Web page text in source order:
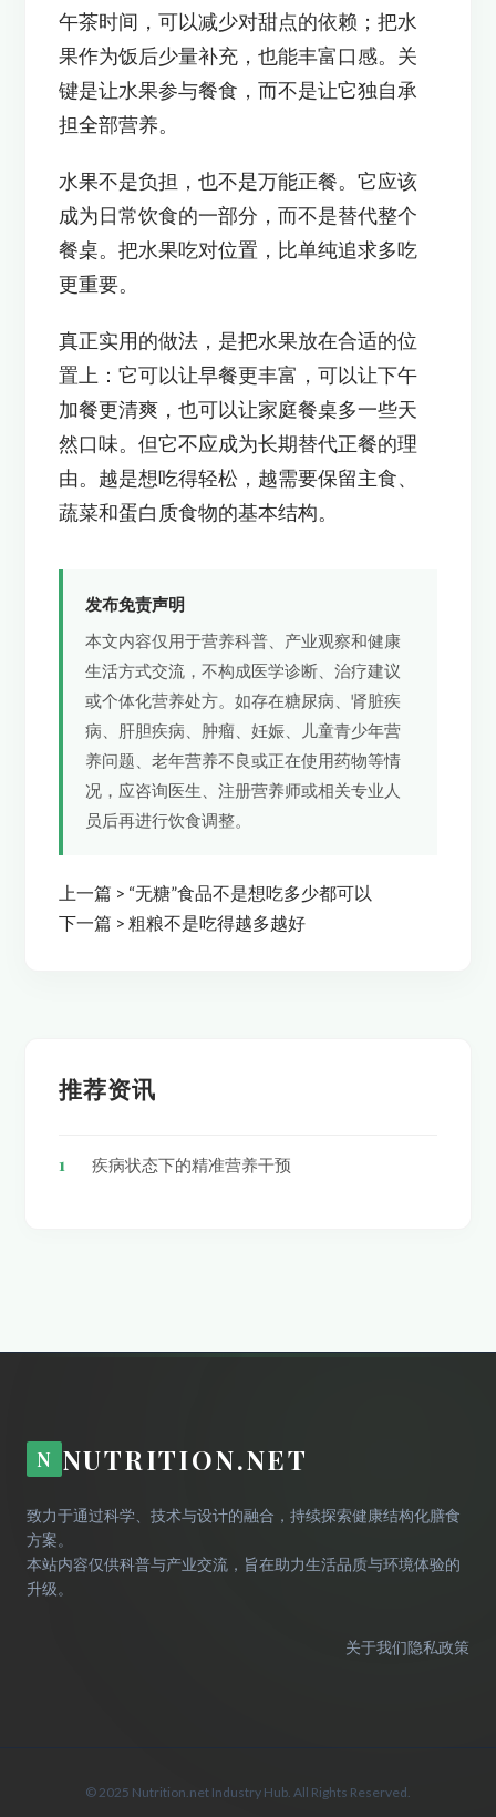
午茶时间，可以减少对甜点的依赖；把水
果作为饭后少量补充，也能丰富口感。关
键是让水果参与餐食，而不是让它独自承
担全部营养。
水果不是负担，也不是万能正餐。它应该
成为日常饮食的一部分，而不是替代整个
餐桌。把水果吃对位置，比单纯追求多吃
更重要。
真正实用的做法，是把水果放在合适的位
置上：它可以让早餐更丰富，可以让下午
加餐更清爽，也可以让家庭餐桌多一些天
然口味。但它不应成为长期替代正餐的理
由。越是想吃得轻松，越需要保留主食、
蔬菜和蛋白质食物的基本结构。
发布免责声明
本文内容仅用于营养科普、产业观察和健康
生活方式交流，不构成医学诊断、治疗建议
或个体化营养处方。如存在糖尿病、肾脏疾
病、肝胆疾病、肿瘤、妊娠、儿童青少年营
养问题、老年营养不良或正在使用药物等情
况，应咨询医生、注册营养师或相关专业人
员后再进行饮食调整。
上一篇 > “无糖”食品不是想吃多少都可以
下一篇 > 粗粮不是吃得越多越好
推荐资讯
1 疾病状态下的精准营养干预
N NUTRITION.NET
致力于通过科学、技术与设计的融合，持续探索健康结构化膳食
方案。
本站内容仅供科普与产业交流，旨在助力生活品质与环境体验的
升级。
关于我们隐私政策
© 2025 Nutrition.net Industry Hub. All Rights Reserved.